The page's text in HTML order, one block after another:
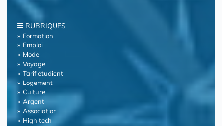
RUBRIQUES
Formation
Emploi
Mode
Voyage
Tarif étudiant
Logement
Culture
Argent
Association
High tech